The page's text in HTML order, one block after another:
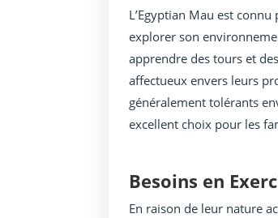
L’Egyptian Mau est
explorer son
apprendre des tours et
affectueux envers leurs
généralement tolérants
excellent choix pour les
Besoins en
En raison de leur nature